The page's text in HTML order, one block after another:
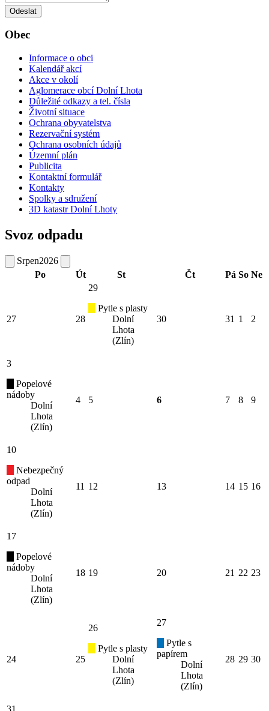
Odeslat
Obec
Informace o obci
Kalendář akcí
Akce v okolí
Aglomerace obcí Dolní Lhota
Důležité odkazy a tel. čísla
Životní situace
Ochrana obyvatelstva
Rezervační systém
Ochrana osobních údajů
Územní plán
Publicita
Kontaktní formulář
Kontakty
Spolky a sdružení
3D katastr Dolní Lhoty
Svoz odpadu
Srpen2026
Po
Út St Čt Pá So Ne
27 28
29
Pytle s plasty
Dolní
Lhota
(Zlín)
30 31 1 2
3
Popelové
nádoby
Dolní
Lhota
(Zlín)
4 5 6 7 8 9
10
Nebezpečný
odpad
Dolní
Lhota
(Zlín)
11 12 13 14 15 16
17
Popelové
nádoby
Dolní
Lhota
(Zlín)
18 19 20 21 22 23
24 25
26
Pytle s plasty
Dolní
Lhota
(Zlín)
27
Pytle s
papírem
Dolní
Lhota
(Zlín)
28 29 30
31